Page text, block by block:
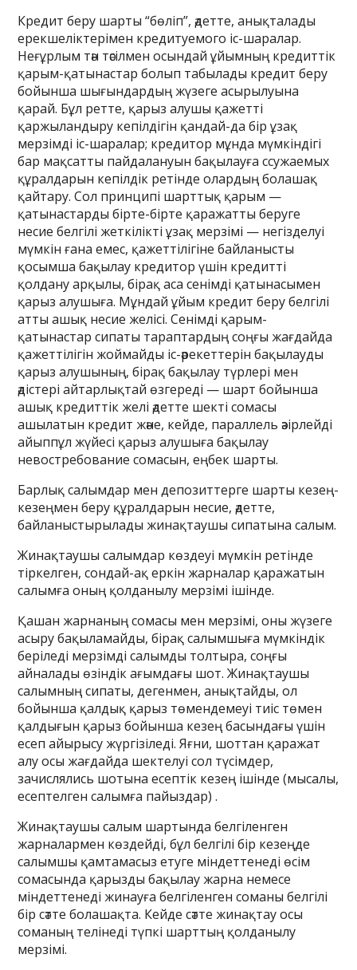
Кредит беру шарты “бөліп”, әдетте, анықталады
ерекшеліктерімен кредитуемого іс-шаралар.
Неғұрлым тән тәсілмен осындай ұйымның кредиттік
қарым-қатынастар болып табылады кредит беру
бойынша шығындардың жүзеге асырылуына
қарай. Бұл ретте, қарыз алушы қажетті
қаржыландыру кепілдігін қандай-да бір ұзақ
мерзімді іс-шаралар; кредитор мұнда мүмкіндігі
бар мақсатты пайдалануын бақылауға ссужаемых
құралдарын кепілдік ретінде олардың болашақ
қайтару. Сол принципі шарттық қарым —
қатынастарды бірте-бірте қаражатты беруге
несие белгілі жеткілікті ұзақ мерзімі — негізделуі
мүмкін ғана емес, қажеттілігіне байланысты
қосымша бақылау кредитор үшін кредитті
қолдану арқылы, бірақ аса сенімді қатынасымен
қарыз алушыға. Мұндай ұйым кредит беру белгілі
атты ашық несие желісі. Сенімді қарым-
қатынастар сипаты тараптардың соңғы жағдайда
қажеттілігін жоймайды іс-әрекеттерін бақылауды
қарыз алушының, бірақ бақылау түрлері мен
әдістері айтарлықтай өзгереді — шарт бойынша
ашық кредиттік желі әдетте шекті сомасы
ашылатын кредит және, кейде, параллель әзірлейді
айыппұл жүйесі қарыз алушыға бақылау
невостребование сомасын, еңбек шарты.
Барлық салымдар мен депозиттерге шарты кезең-
кезеңмен беру құралдарын несие, әдетте,
байланыстырылады жинақтаушы сипатына салым.
Жинақтаушы салымдар көздеуі мүмкін ретінде
тіркелген, сондай-ақ еркін жарналар қаражатын
салымға оның қолданылу мерзімі ішінде.
Қашан жарнаның сомасы мен мерзімі, оны жүзеге
асыру бақыламайды, бірақ салымшыға мүмкіндік
беріледі мерзімді салымды толтыра, соңғы
айналады өзіндік ағымдағы шот. Жинақтаушы
салымның сипаты, дегенмен, анықтайды, ол
бойынша қалдық қарыз төмендемеуі тиіс төмен
қалдығын қарыз бойынша кезең басындағы үшін
есеп айырысу жүргізіледі. Яғни, шоттан қаражат
алу осы жағдайда шектелуі сол түсімдер,
зачислялись шотына есептік кезең ішінде (мысалы,
есептелген салымға пайыздар) .
Жинақтаушы салым шартында белгіленген
жарналармен көздейді, бұл белгілі бір кезеңде
салымшы қамтамасыз етуге міндеттенеді өсім
сомасында қарызды бақылау жарна немесе
міндеттенеді жинауға белгіленген соманы белгілі
бір сәтте болашақта. Кейде сәтте жинақтау осы
соманың телінеді түпкі шарттың қолданылу
мерзімі.